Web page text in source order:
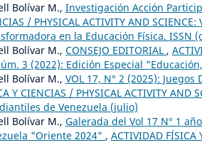
Bolívar M., Investigación Acción
/ PHYSICAL ACTIVITY AND
en la Educación Física. ISSN
Bolívar M., CONSEJO EDITORIAL ,
3 (2022): Edición Especial
Bolívar M., VOL 17, N° 2 (2025):
Y CIENCIAS / PHYSICAL ACTIVITY
de Venezuela (julio)
Bolívar M., Galerada del Vol 17 N° 1
"Oriente 2024" , ACTIVIDAD FÍSICA